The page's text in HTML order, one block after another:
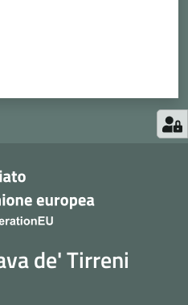
de' Tirreni